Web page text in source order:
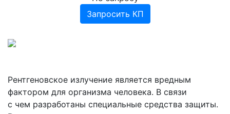
Запросить КП
Рентгеновское излучение является вредным
фактором для организма человека. В связи
с чем разработаны специальные средства защиты.